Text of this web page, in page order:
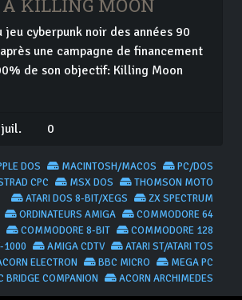
KILLING MOON
jeu cyberpunk noir des années 90
une campagne de financement
de son objectif: Killing Moon
0
PC/DOS
MACINTOSH/MACOS
DOS
THOMSON MOTO
MSX DOS
CPC
ZX SPECTRUM
ATARI DOS 8-BIT/XEGS
COMMODORE 64
ORDINATEURS AMIGA
COMMODORE 128
COMMODORE 8-BIT
ATARI ST/ATARI TOS
AMIGA CDTV
1000
MEGA PC
BBC MICRO
ELECTRON
ACORN ARCHIMEDES
BRIDGE COMPANION